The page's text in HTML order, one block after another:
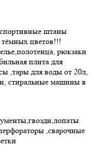
штаны
цветов!!!
рюкзаки
плита для
,тары для воды от 20л,
стиральные машины в
,сварочные
и тп